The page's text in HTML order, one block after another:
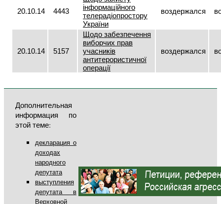
20.10.14 4443
інформаційного
телерадіопростору
України
воздержался
20.10.14 5157
Щодо забезпечення
виборчих прав
учасників
антитерористичної
операції
воздержался
Дополнительная
информация по
этой теме:
декларация о
доходах
народного
депутата
выступления
депутата в
Верховной